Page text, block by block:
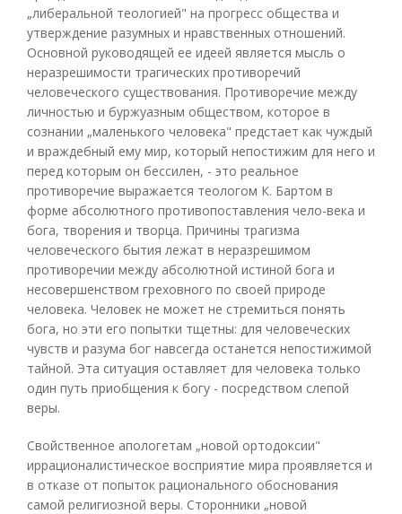
„либеральной теологией" на прогресс общества и
утверждение разумных и нравственных отношений.
Основной руководящей ее идеей является мысль о
неразрешимости трагических противоречий
человеческого существования. Противоречие между
личностью и буржуазным обществом, которое в
сознании „маленького человека" предстает как чуждый
и враждебный ему мир, который непостижим для него и
перед которым он бессилен, - это реальное
противоречие выражается теологом К. Бартом в
форме абсолютного противопоставления чело-века и
бога, творения и творца. Причины трагизма
человеческого бытия лежат в неразрешимом
противоречии между абсолютной истиной бога и
несовершенством греховного по своей природе
человека. Человек не может не стремиться понять
бога, но эти его попытки тщетны: для человеческих
чувств и разума бог навсегда останется непостижимой
тайной. Эта ситуация оставляет для человека только
один путь приобщения к богу - посредством слепой
веры.
Свойственное апологетам „новой ортодоксии"
иррационалистическое восприятие мира проявляется и
в отказе от попыток рационального обоснования
самой религиозной веры. Сторонники „новой